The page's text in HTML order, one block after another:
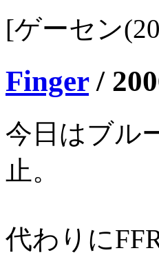
[ゲーセン
Finger/
今日はブル
止。
代わりに